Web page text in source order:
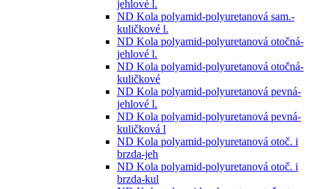
jehlové l.
ND Kola polyamid-polyuretanová sam.-
kuličkové l.
ND Kola polyamid-polyuretanová otočná-
jehlové l.
ND Kola polyamid-polyuretanová otočná-
kuličkové
ND Kola polyamid-polyuretanová pevná-
jehlové l.
ND Kola polyamid-polyuretanová pevná-
kuličková l
ND Kola polyamid-polyuretanová otoč. i
brzda-jeh
ND Kola polyamid-polyuretanová otoč. i
brzda-kul